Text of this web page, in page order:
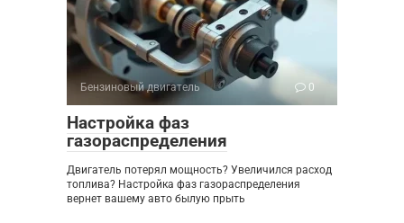
Бензиновый двигатель 0
Настройка фаз
газораспределения
Двигатель потерял мощность? Увеличился расход
топлива? Настройка фаз газораспределения
вернет вашему авто былую прыть